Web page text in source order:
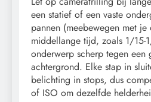
een statief of een vaste
pannen (meebewegen met
middellange tijd, zoals 1/15-
onderwerp scherp tegen een
achtergrond. Elke stap in
belichting in stops, dus
of ISO om dezelfde